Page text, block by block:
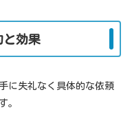
と効果
に失礼なく具体的な依頼
。